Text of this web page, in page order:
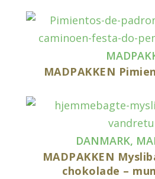
MADPAKKEN
DANMARK,
MADPAKKEN
chokolade –